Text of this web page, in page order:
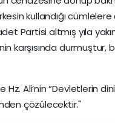
kullandığı
Partisi altmış yıla
karşısında durmuştur,
Hz. Ali’nin “Devletlerin
çözülecektir."